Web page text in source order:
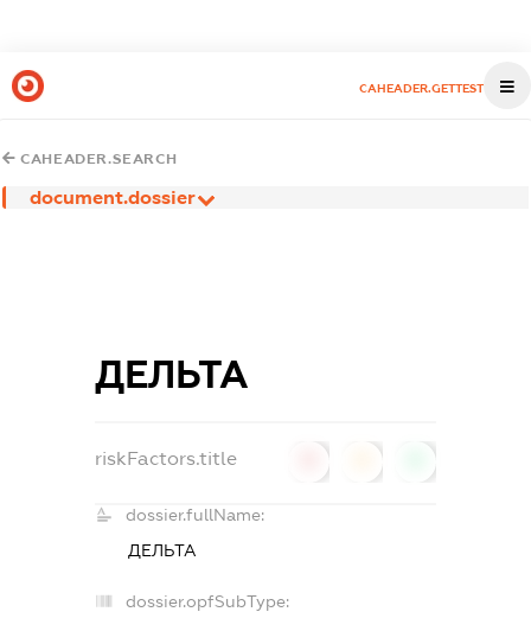
CAHEADER.GETTEST
CAHEADER.SEARCH
document.dossier
ДЕЛЬТА
riskFactors.title
dossier.fullName:
ДЕЛЬТА
dossier.opfSubType: